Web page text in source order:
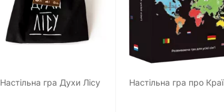
Настільна гра Духи Лісу Настільна гра про